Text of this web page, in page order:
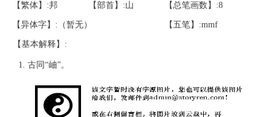
【繁体】:邦 【部首】:山 【总笔画数】:8
【异体字】:（暂无） 【五笔】:mmf
【基本解释】:
古同“岫”。